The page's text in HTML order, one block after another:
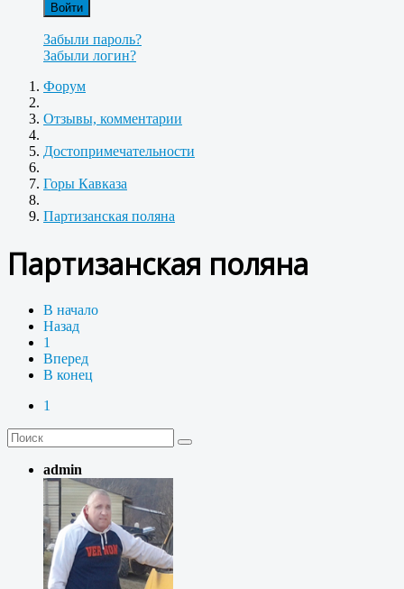
Войти
Забыли пароль?
Забыли логин?
Форум
Отзывы, комментарии
Достопримечательности
Горы Кавказа
Партизанская поляна
Партизанская поляна
В начало
Назад
1
Вперед
В конец
1
admin